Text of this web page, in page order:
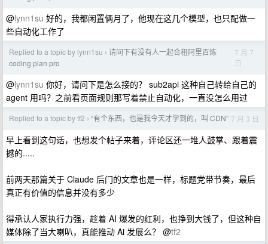
@lynn1su 好的，我都闲置俩月了，他现在这几个模型，也只配做一
些自动化工作了
Replied to a topic by lynn1su › 请问下有没有人一起合租阿里百炼
coding plan pro
7 月 7
日
@lynn1su 你好，请问下是怎么接的？ sub2api 这种自己转给自己的
agent 用吗？之前看页面规则那写着禁止自动化，一直没怎么用过
Replied to a topic by tf2 › “有个东西，也是我今天才学到的，叫 CDN” 7 月 3 日
早上看到这句话，也想发个帖子来着，评论区还一堆人鼓掌、跟着震
撼的.....
前两天那篇关于 Claude 后门的文章也是一样，标题党带节奏，最后
真正有价值的信息并没有多少
得承认人家执行力强，趁着 AI 爆发的红利，也挣到大钱了，但这种自
媒体除了当大喇叭，真能推动 Ai 发展么？ @tf2